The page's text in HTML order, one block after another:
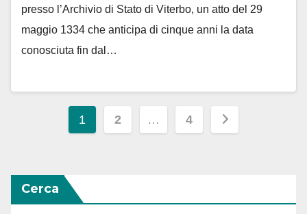
presso l’Archivio di Stato di Viterbo, un atto del 29
maggio 1334 che anticipa di cinque anni la data
conosciuta fin dal…
Paginazione
articoli
1 2 … 4
Cerca